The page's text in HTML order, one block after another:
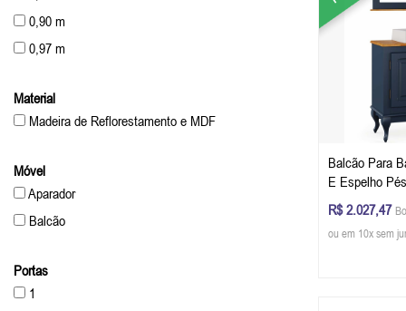
0,90 m
0,97 m
Material
Madeira de Reflorestamento e MDF
Móvel
Aparador
Balcão
Portas
1
Balcão Para
E Espelho
Dalia 81 x 80
- Cor Azul
R$ 2.027,47
ou em 10x sem